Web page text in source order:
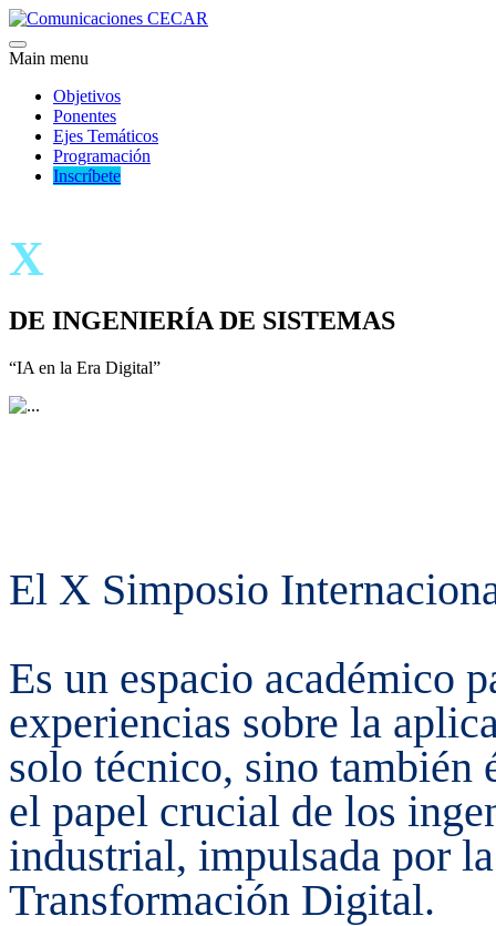
Main menu
Objetivos
Ponentes
Ejes Temáticos
Programación
Inscríbete
X
DE INGENIERÍA DE SISTEMAS
“IA en la Era Digital”
El X Simposio
Es un espacio académico
experiencias sobre la
solo técnico, sino también
el papel crucial de los
industrial, impulsada por
Transformación Digital.